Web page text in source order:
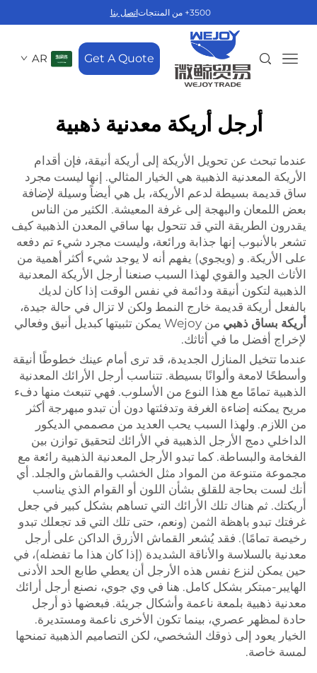
3500+ من المنتجات اتصل بنا
Get A Quote
AR
أرجل أريكة معدنية ذهبية
عندما تبحث عن تحويل الأريكة إلى أريكة أنيقة، فإن أقدام
الأريكة المعدنية الذهبية هي الخيار المثالي. إنها ليست مجرد
ساق قديمة بسيطة لدعم الأريكة، بل هي أيضاً وسيلة لإضافة
بعض اللمعان والبهجة إلى غرفة المعيشة. الكثير من الناس
يقدرون الطريقة التي قد تتحول بها ساقي المعدن الذهبية كيف
تشعر بالأنبوب إنها جذابة ورائعة، وليست مجرد شيء تم دفعه
على الأريكة. و (ويجوي) يفهم أنه لا يوجد شيء أكثر أهمية من
الأثاث الجيد والقوي لهذا السبب صنعنا أرجل الأريكة المعدنية
الذهبية لتكون أنيقة ودائمة في نفس الوقت إذا كان لديك
بالفعل أريكة قديمة خارج النمط ولكن لا تزال في حالة جيدة،
أريكة بساق ذهبي
من Wejoy يمكن تثبيتها كبديل أنيق وفعالي
لإخراج أفضل ما في أثاثك.
عندما تتخيل المنازل الجديدة، قد ترى أمام عينك خطوطًا أنيقة
وأسطحًا لامعة وألوانًا بسيطة. تتناسب أرجل الأرائك المعدنية
الذهبية تمامًا مع هذا النوع من الأسلوب. فهي تنبعث منها دفء
مريح يمكنه إضاءة الغرفة وتدفئتها دون أن تبدو مبهرجة أكثر
من اللازم. ولهذا السبب يحب العديد من مصممي الديكور
الداخلي دمج الأرجل الذهبية في الأرائك لتحقيق توازن بين
الفخامة والبساطة. كما تبدو الأرجل المعدنية الذهبية رائعة مع
مجموعة متنوعة من المواد مثل الخشب والقماش والجلد. أي
أنك لست بحاجة للقلق بشأن اللون أو القوام الذي يناسب
أريكتك. ثم هناك تلك الأرائك التي تساهم بشكل كبير في جعل
غرفتك تبدو باهظة الثمن (ونعم، حتى تلك التي قد تجعلك تبدو
رخيصة تمامًا). فقد يُشعر القماش الأزرق الداكن على أرجل
معدنية بالسلاسة والأناقة الشديدة (إذا كان هذا ما تفضله)، في
حين يمكن لنزع نفس هذه الأرجل أن يعطي طابع الحد الأدنى
الهايبر-مبتكر بشكل كامل. هنا في وي جوي، نصنع أرجل أرائك
معدنية ذهبية بلمعة ناعمة وأشكال جريئة. فبعضها ذو أرجل
حادة لمظهر عصري، بينما تكون الأخرى ناعمة ومستديرة.
الخيار يعود إلى ذوقك الشخصي، لكن التصاميم الذهبية تمنحها
لمسة خاصة.